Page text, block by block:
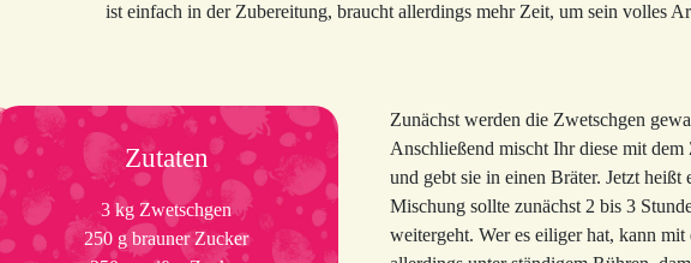
ist einfach in der Zubereitung, braucht allerdings mehr Zeit, um sein volles
Zutaten
3 kg Zwetschgen
250 g brauner Zucker
Zunächst werden die Zwetschgen
Anschließend mischt Ihr diese mit
und gebt sie in einen Bräter. Jetzt heißt
Mischung sollte zunächst 2 bis 3
weitergeht. Wer es eiliger hat, kann